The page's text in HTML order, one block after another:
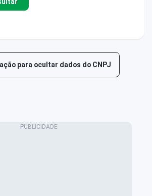
para ocultar dados do CNPJ